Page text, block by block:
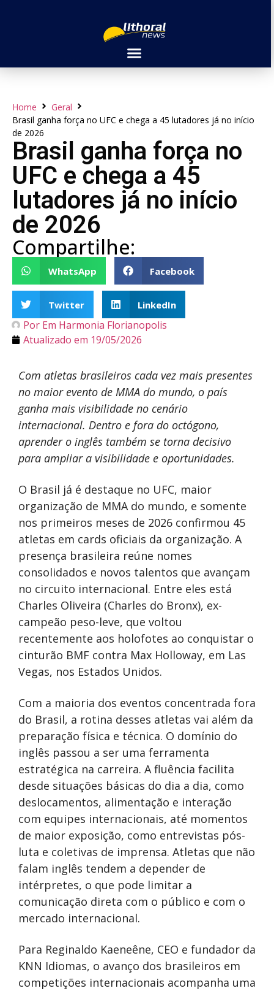
Home
Geral
Brasil ganha força no UFC e chega a 45 lutadores já no início
de 2026
Brasil ganha força no
UFC e chega a 45
lutadores já no início
de 2026
Compartilhe:
WhatsApp Facebook
Twitter LinkedIn
Por Em Harmonia Florianopolis
Atualizado em 19/05/2026
Com atletas brasileiros cada vez mais presentes
no maior evento de MMA do mundo, o país
ganha mais visibilidade no cenário
internacional. Dentro e fora do octógono,
aprender o inglês também se torna decisivo
para ampliar a visibilidade e oportunidades.
O Brasil já é destaque no UFC, maior
organização de MMA do mundo, e somente
nos primeiros meses de 2026 confirmou 45
atletas em cards oficiais da organização. A
presença brasileira reúne nomes
consolidados e novos talentos que avançam
no circuito internacional. Entre eles está
Charles Oliveira (Charles do Bronx), ex-
campeão peso-leve, que voltou
recentemente aos holofotes ao conquistar o
cinturão BMF contra Max Holloway, em Las
Vegas, nos Estados Unidos.
Com a maioria dos eventos concentrada fora
do Brasil, a rotina desses atletas vai além da
preparação física e técnica. O domínio do
inglês passou a ser uma ferramenta
estratégica na carreira. A fluência facilita
desde situações básicas do dia a dia, como
deslocamentos, alimentação e interação
com equipes internacionais, até momentos
de maior exposição, como entrevistas pós-
luta e coletivas de imprensa. Atletas que não
falam inglês tendem a depender de
intérpretes, o que pode limitar a
comunicação direta com o público e com o
mercado internacional.
Para Reginaldo Kaeneêne, CEO e fundador da
KNN Idiomas, o avanço dos brasileiros em
competições internacionais acompanha uma